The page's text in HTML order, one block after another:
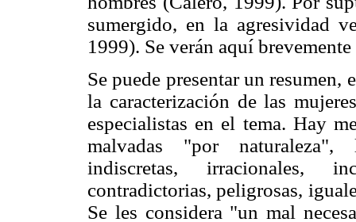
sumergido, en la agresividad
1999). Se verán aquí
Se puede presentar un
la caracterización de las
especialistas en el tema. Hay
malvadas "por naturaleza",
indiscretas, irracionales,
contradictorias, peligrosas,
Se les considera "un mal